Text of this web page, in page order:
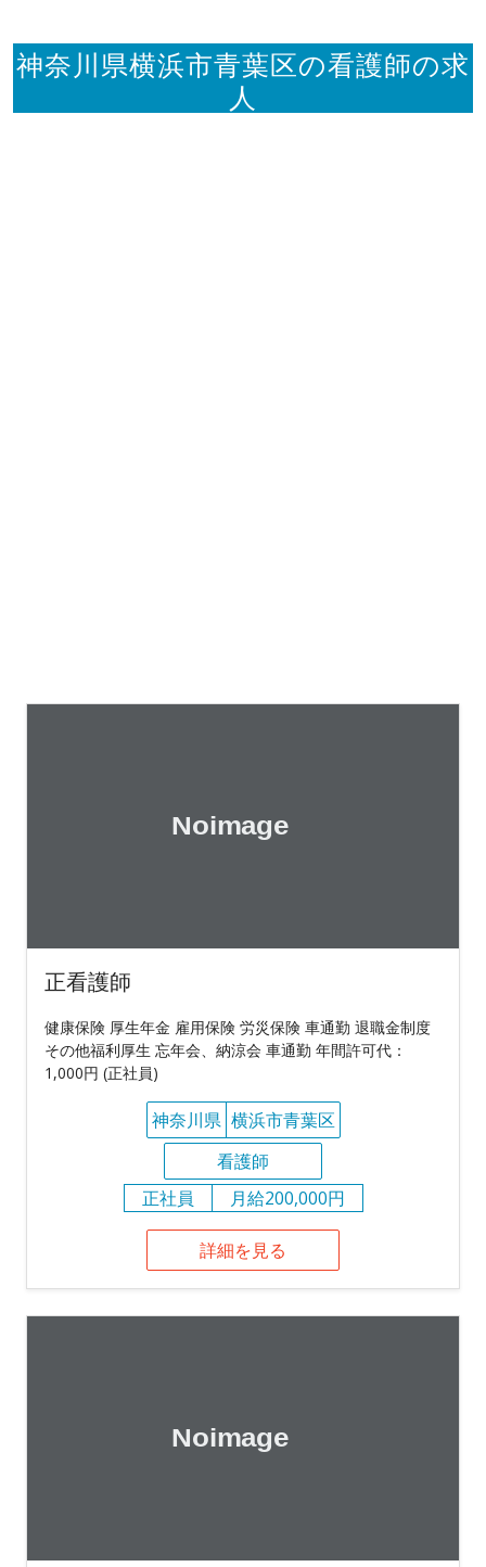
神奈川県横浜市青葉区の看護師の求
人
正看護師
健康保険 厚生年金 雇用保険 労災保険 車通勤 退職金制度
その他福利厚生 忘年会、納涼会 車通勤 年間許可代：
1,000円 (正社員)
神奈川県 横浜市青葉区
看護師
正社員
月給200,000円
詳細を見る